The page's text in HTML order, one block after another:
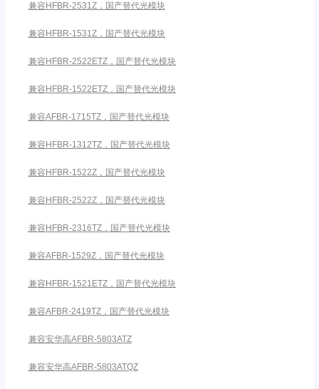
兼容HFBR-2531Z，国产替代光模块
兼容HFBR-1531Z，国产替代光模块
兼容HFBR-2522ETZ，国产替代光模块
兼容HFBR-1522ETZ，国产替代光模块
兼容AFBR-1715TZ，国产替代光模块
兼容HFBR-1312TZ，国产替代光模块
兼容HFBR-1522Z，国产替代光模块
兼容HFBR-2522Z，国产替代光模块
兼容HFBR-2316TZ，国产替代光模块
兼容AFBR-1529Z，国产替代光模块
兼容HFBR-1521ETZ，国产替代光模块
兼容AFBR-2419TZ，国产替代光模块
兼容安华高AFBR-5803ATZ
兼容安华高AFBR-5803ATQZ